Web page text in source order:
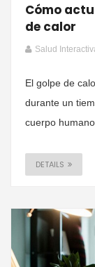
Cómo
de calor
Salud
El golpe de
durante un
cuerpo
DETAILS